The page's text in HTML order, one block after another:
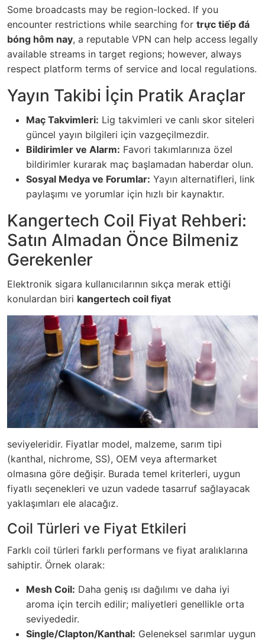
Some broadcasts may be region-locked. If you
encounter restrictions while searching for trực tiếp đá
bóng hôm nay, a reputable VPN can help access legally
available streams in target regions; however, always
respect platform terms of service and local regulations.
Yayın Takibi İçin Pratik Araçlar
Maç Takvimleri: Lig takvimleri ve canlı skor siteleri
güncel yayın bilgileri için vazgeçilmezdir.
Bildirimler ve Alarm: Favori takımlarınıza özel
bildirimler kurarak maç başlamadan haberdar olun.
Sosyal Medya ve Forumlar: Yayın alternatifleri, link
paylaşımı ve yorumlar için hızlı bir kaynaktır.
Kangertech Coil Fiyat Rehberi:
Satın Almadan Önce Bilmeniz
Gerekenler
Elektronik sigara kullanıcılarının sıkça merak ettiği
konulardan biri kangertech coil fiyat
seviyeleridir. Fiyatlar model, malzeme, sarım tipi
(kanthal, nichrome, SS), OEM veya aftermarket
olmasına göre değişir. Burada temel kriterleri, uygun
fiyatlı seçenekleri ve uzun vadede tasarruf sağlayacak
yaklaşımları ele alacağız.
Coil Türleri ve Fiyat Etkileri
Farklı coil türleri farklı performans ve fiyat aralıklarına
sahiptir. Örnek olarak:
Mesh Coil: Daha geniş ısı dağılımı ve daha iyi
aroma için tercih edilir; maliyetleri genellikle orta
seviyededir.
Single/Clapton/Kanthal: Geleneksel sarımlar uygun